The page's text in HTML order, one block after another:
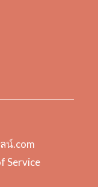
น์.com
Service